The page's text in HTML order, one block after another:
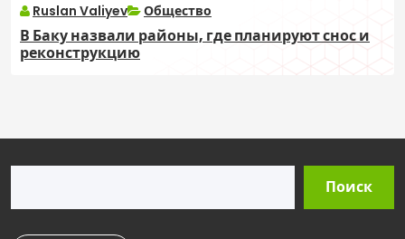
Ruslan Valiyev Общество
В Баку назвали районы, где планируют снос и
реконструкцию
Поиск